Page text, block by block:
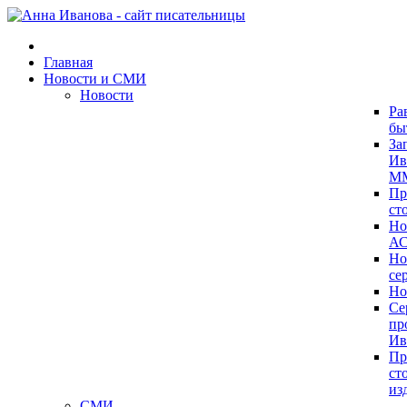
Главная
Новости и СМИ
Новости